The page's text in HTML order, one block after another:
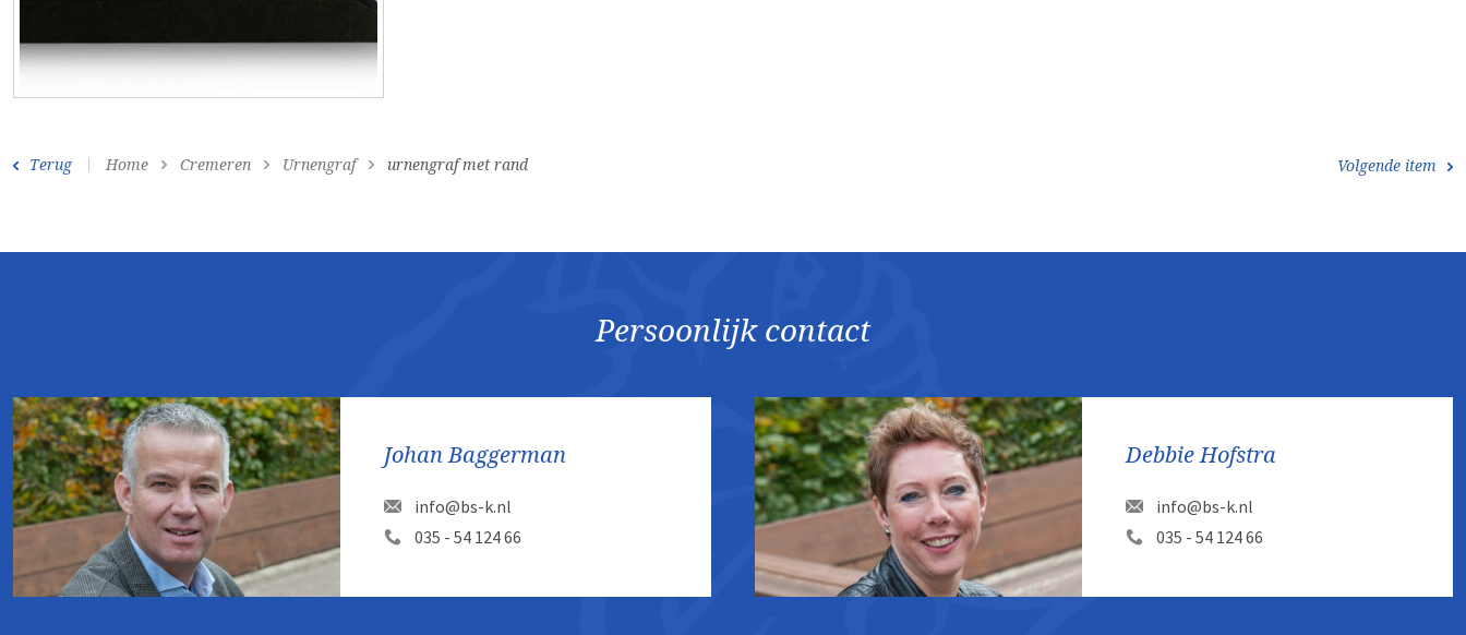
Terug Home Cremeren Urnengraf urnengraf met rand Volgende item
Persoonlijk contact
Johan Baggerman
info@bs-k.nl
035 - 54 124 66
Debbie Hofstra
info@bs-k.nl
035 - 54 124 66